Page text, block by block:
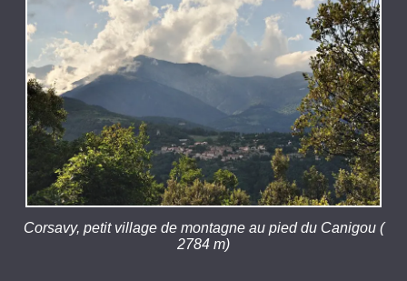
Corsavy, petit village de montagne au pied du Canigou (
2784 m)